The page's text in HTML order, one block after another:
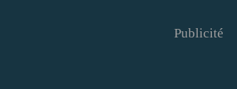
Publicité